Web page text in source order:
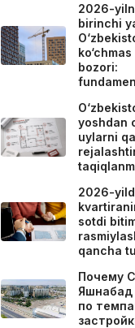
2026-
birinchi
bozori:
yoshdan
uylarni
2026-
sotdi
qancha
Почему
по